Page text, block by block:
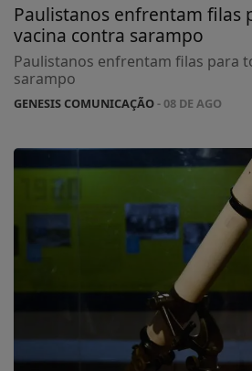
Paulistanos enfrentam filas
vacina contra sarampo
Paulistanos enfrentam filas para
sarampo
GENESIS COMUNICAÇÃO- 08 DE AGO